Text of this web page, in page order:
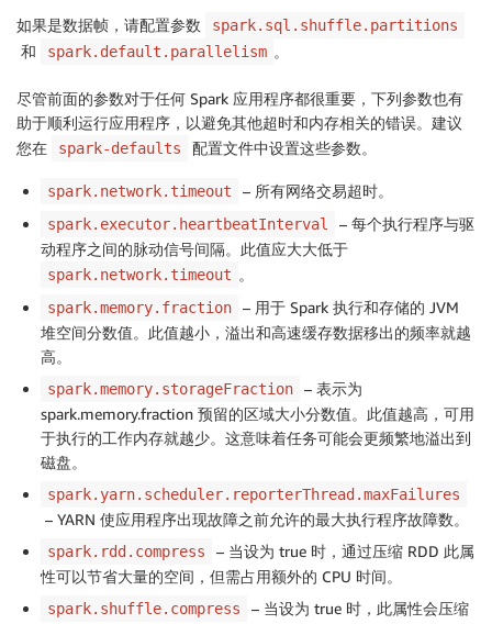
如果是数据帧，请配置参数 spark.sql.shuffle.partitions
和 spark.default.parallelism 。
尽管前面的参数对于任何 Spark 应用程序都很重要，下列参数也有
助于顺利运行应用程序，以避免其他超时和内存相关的错误。建议
您在
spark-defaults 配置文件中设置这些参数。
spark.network.timeout – 所有网络交易超时。
spark.executor.heartbeatInterval
– 每个执行程序与驱
动程序之间的脉动信号间隔。此值应大大低于
spark.network.timeout 。
spark.memory.fraction
– 用于 Spark 执行和存储的 JVM
堆空间分数值。此值越小，溢出和高速缓存数据移出的频率就越
高。
spark.memory.storageFraction
– 表示为
spark.memory.fraction 预留的区域大小分数值。此值越高，可用
于执行的工作内存就越少。这意味着任务可能会更频繁地溢出到
磁盘。
spark.yarn.scheduler.reporterThread.maxFailures
– YARN 使应用程序出现故障之前允许的最大执行程序故障数。
spark.rdd.compress
– 当设为 true 时，通过压缩 RDD 此属
性可以节省大量的空间，但需占用额外的 CPU 时间。
spark.shuffle.compress
– 当设为 true 时，此属性会压缩